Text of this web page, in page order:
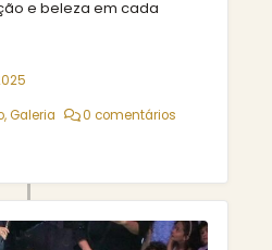
e beleza em cada
,Galeria 0 comentários